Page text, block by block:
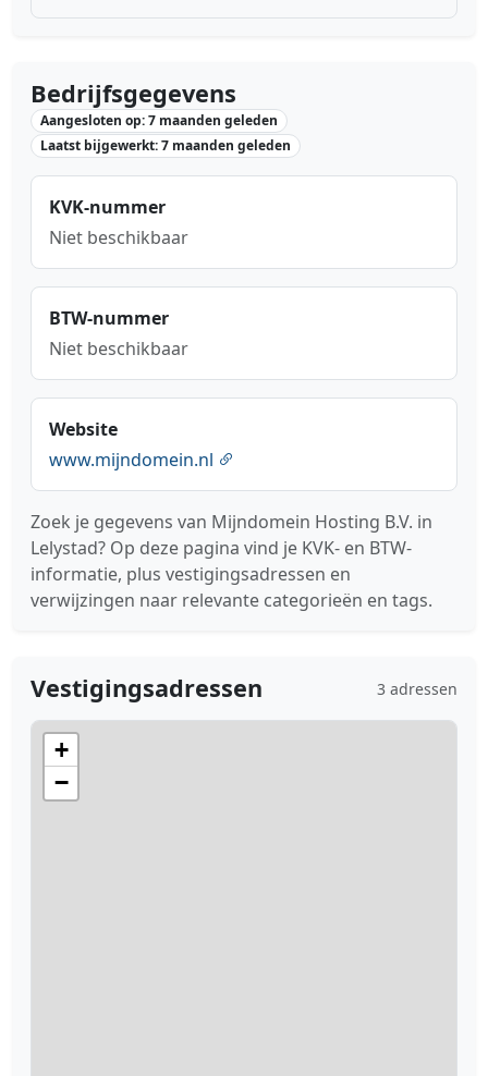
Bedrijfsgegevens
Aangesloten op: 7 maanden geleden
Laatst bijgewerkt: 7 maanden geleden
KVK-nummer
Niet beschikbaar
BTW-nummer
Niet beschikbaar
Website
www.mijndomein.nl
Zoek je gegevens van Mijndomein Hosting B.V. in
Lelystad? Op deze pagina vind je KVK- en BTW-
informatie, plus vestigingsadressen en
verwijzingen naar relevante categorieën en tags.
Vestigingsadressen 3 adressen
+
−